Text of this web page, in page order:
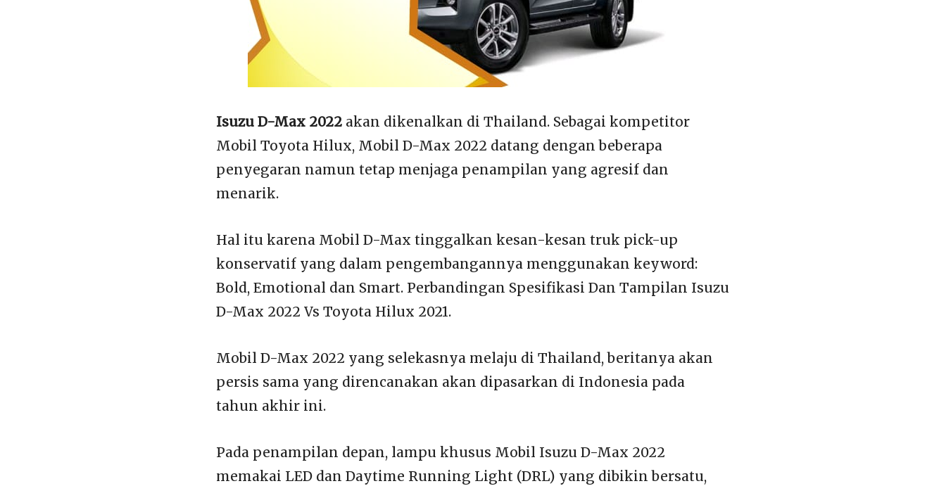
Isuzu D-Max 2022 akan dikenalkan di Thailand. Sebagai kompetitor
Mobil Toyota Hilux, Mobil D-Max 2022 datang dengan beberapa
penyegaran namun tetap menjaga penampilan yang agresif dan
menarik.
Hal itu karena Mobil D-Max tinggalkan kesan-kesan truk pick-up
konservatif yang dalam pengembangannya menggunakan keyword:
Bold, Emotional dan Smart. Perbandingan Spesifikasi Dan Tampilan Isuzu
D-Max 2022 Vs Toyota Hilux 2021.
Mobil D-Max 2022 yang selekasnya melaju di Thailand, beritanya akan
persis sama yang direncanakan akan dipasarkan di Indonesia pada
tahun akhir ini.
Pada penampilan depan, lampu khusus Mobil Isuzu D-Max 2022
memakai LED dan Daytime Running Light (DRL) yang dibikin bersatu,